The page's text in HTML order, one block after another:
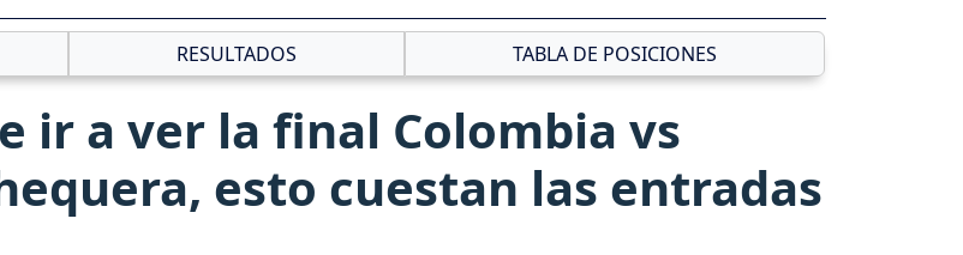
RESULTADOS TABLA DE POSICIONES
ir a ver la final Colombia vs
esto cuestan las entradas